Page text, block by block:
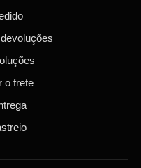
o frete